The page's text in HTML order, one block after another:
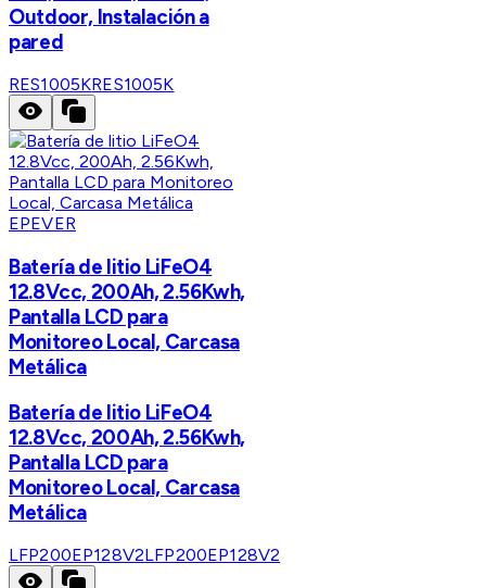
Outdoor, Instalación a
pared
RES1005KRES1005K
EPEVER
Batería de litio LiFeO4
12.8Vcc, 200Ah, 2.56Kwh,
Pantalla LCD para
Monitoreo Local, Carcasa
Metálica
Batería de litio LiFeO4
12.8Vcc, 200Ah, 2.56Kwh,
Pantalla LCD para
Monitoreo Local, Carcasa
Metálica
LFP200EP128V2LFP200EP128V2